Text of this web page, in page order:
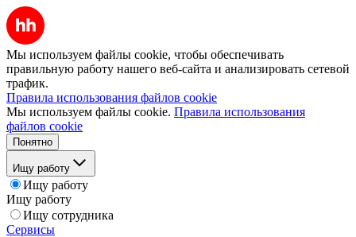
Мы используем файлы cookie, чтобы обеспечивать
правильную работу нашего веб-сайта и анализировать сетевой
трафик.
Правила использования файлов cookie
Мы используем файлы cookie. Правила использования
файлов cookie
Понятно
Ищу работу
Ищу работу
Ищу работу
Ищу сотрудника
Сервисы